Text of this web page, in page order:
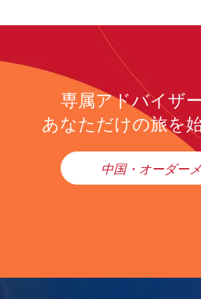
専属アドバイザ
あなただけの旅を
中国・オーダー